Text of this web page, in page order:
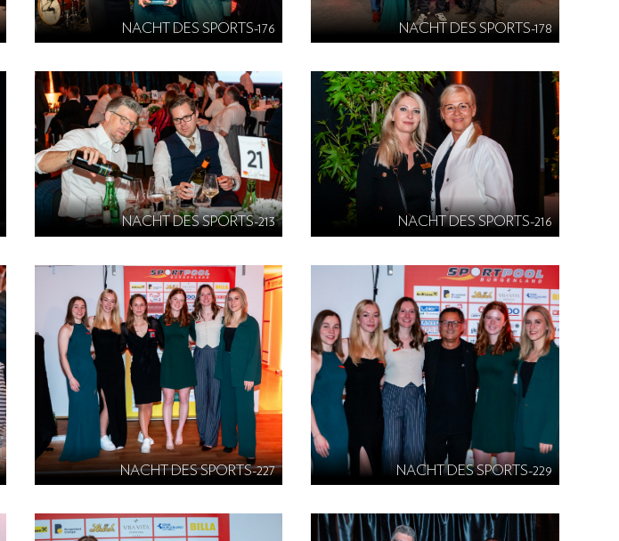
NACHT DES SPORTS-176 NACHT DES SPORTS-178
NACHT DES SPORTS-213 NACHT DES SPORTS-216
NACHT DES SPORTS-227 NACHT DES SPORTS-229